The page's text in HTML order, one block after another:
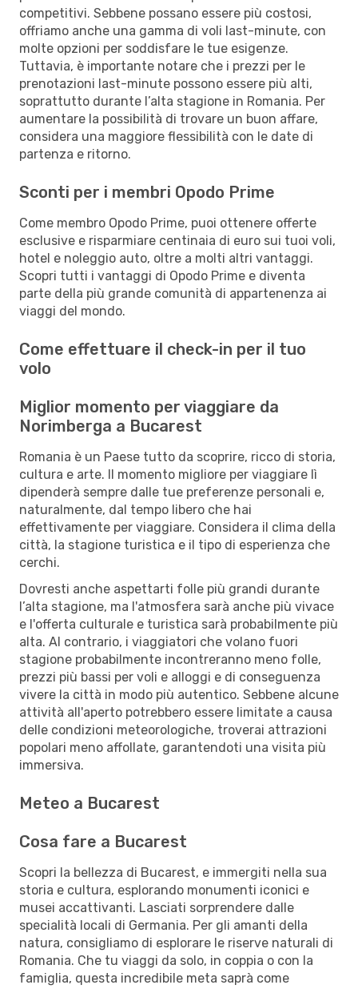
competitivi. Sebbene possano essere più costosi,
offriamo anche una gamma di voli last-minute, con
molte opzioni per soddisfare le tue esigenze.
Tuttavia, è importante notare che i prezzi per le
prenotazioni last-minute possono essere più alti,
soprattutto durante l’alta stagione in Romania. Per
aumentare la possibilità di trovare un buon affare,
considera una maggiore flessibilità con le date di
partenza e ritorno.
Sconti per i membri Opodo Prime
Come membro Opodo Prime, puoi ottenere offerte
esclusive e risparmiare centinaia di euro sui tuoi voli,
hotel e noleggio auto, oltre a molti altri vantaggi.
Scopri tutti i vantaggi di Opodo Prime e diventa
parte della più grande comunità di appartenenza ai
viaggi del mondo.
Come effettuare il check-in per il tuo
volo
Miglior momento per viaggiare da
Norimberga a Bucarest
Romania è un Paese tutto da scoprire, ricco di storia,
cultura e arte. Il momento migliore per viaggiare lì
dipenderà sempre dalle tue preferenze personali e,
naturalmente, dal tempo libero che hai
effettivamente per viaggiare. Considera il clima della
città, la stagione turistica e il tipo di esperienza che
cerchi.
Dovresti anche aspettarti folle più grandi durante
l’alta stagione, ma l'atmosfera sarà anche più vivace
e l'offerta culturale e turistica sarà probabilmente più
alta. Al contrario, i viaggiatori che volano fuori
stagione probabilmente incontreranno meno folle,
prezzi più bassi per voli e alloggi e di conseguenza
vivere la città in modo più autentico. Sebbene alcune
attività all'aperto potrebbero essere limitate a causa
delle condizioni meteorologiche, troverai attrazioni
popolari meno affollate, garantendoti una visita più
immersiva.
Meteo a Bucarest
Cosa fare a Bucarest
Scopri la bellezza di Bucarest, e immergiti nella sua
storia e cultura, esplorando monumenti iconici e
musei accattivanti. Lasciati sorprendere dalle
specialità locali di Germania. Per gli amanti della
natura, consigliamo di esplorare le riserve naturali di
Romania. Che tu viaggi da solo, in coppia o con la
famiglia, questa incredibile meta saprà come